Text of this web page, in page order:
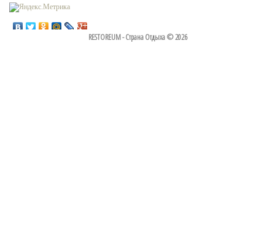
RESTOREUM - Страна Отдыха © 2026